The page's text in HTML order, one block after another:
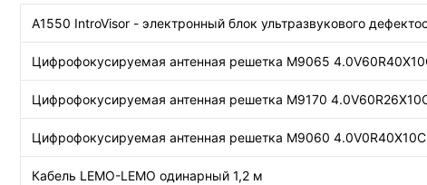
А1550 IntroVisor - электронный блок ультразвукового
Цифрофокусируемая антенная решетка М9065
Цифрофокусируемая антенная решетка M9170
Цифрофокусируемая антенная решетка М9060
Кабель LEMO-LEMO одинарный 1,2 м